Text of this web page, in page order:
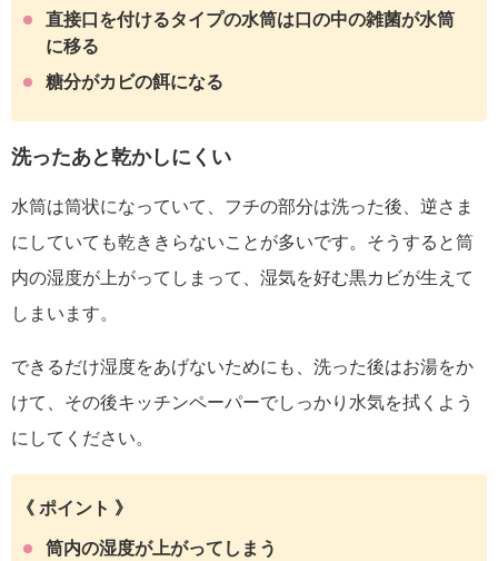
直接口を付けるタイプの水筒は口の中の雑菌が水筒
に移る
糖分がカビの餌になる
洗ったあと乾かしにくい
水筒は筒状になっていて、フチの部分は洗った後、逆さま
にしていても乾ききらないことが多いです。そうすると筒
内の湿度が上がってしまって、湿気を好む黒カビが生えて
しまいます。
できるだけ湿度をあげないためにも、 洗った後はお湯をか
けて、その後キッチンペーパーでしっかり水気を拭く よう
にしてください。
《 ポイント 》
筒内の湿度が上がってしまう